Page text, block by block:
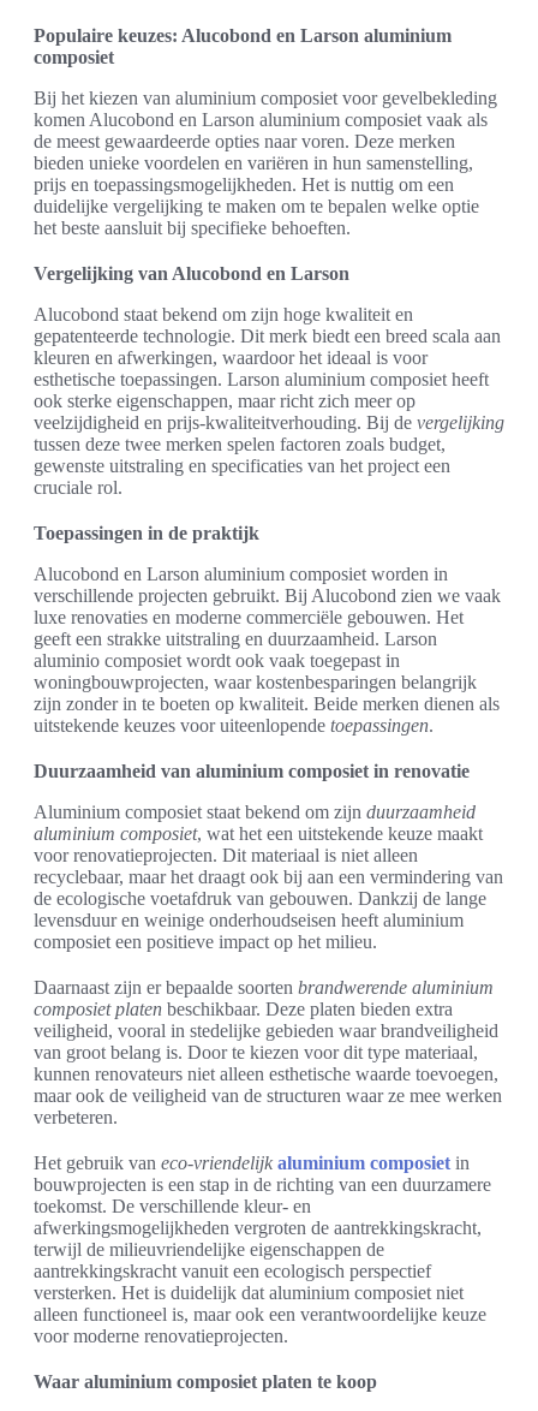
Populaire keuzes: Alucobond en Larson aluminium
composiet
Bij het kiezen van aluminium composiet voor gevelbekleding
komen Alucobond en Larson aluminium composiet vaak als
de meest gewaardeerde opties naar voren. Deze merken
bieden unieke voordelen en variëren in hun samenstelling,
prijs en toepassingsmogelijkheden. Het is nuttig om een
duidelijke vergelijking te maken om te bepalen welke optie
het beste aansluit bij specifieke behoeften.
Vergelijking van Alucobond en Larson
Alucobond staat bekend om zijn hoge kwaliteit en
gepatenteerde technologie. Dit merk biedt een breed scala aan
kleuren en afwerkingen, waardoor het ideaal is voor
esthetische toepassingen. Larson aluminium composiet heeft
ook sterke eigenschappen, maar richt zich meer op
veelzijdigheid en prijs-kwaliteitverhouding. Bij de vergelijking
tussen deze twee merken spelen factoren zoals budget,
gewenste uitstraling en specificaties van het project een
cruciale rol.
Toepassingen in de praktijk
Alucobond en Larson aluminium composiet worden in
verschillende projecten gebruikt. Bij Alucobond zien we vaak
luxe renovaties en moderne commerciële gebouwen. Het
geeft een strakke uitstraling en duurzaamheid. Larson
aluminio composiet wordt ook vaak toegepast in
woningbouwprojecten, waar kostenbesparingen belangrijk
zijn zonder in te boeten op kwaliteit. Beide merken dienen als
uitstekende keuzes voor uiteenlopende toepassingen.
Duurzaamheid van aluminium composiet in renovatie
Aluminium composiet staat bekend om zijn duurzaamheid
aluminium composiet, wat het een uitstekende keuze maakt
voor renovatieprojecten. Dit materiaal is niet alleen
recyclebaar, maar het draagt ook bij aan een vermindering van
de ecologische voetafdruk van gebouwen. Dankzij de lange
levensduur en weinige onderhoudseisen heeft aluminium
composiet een positieve impact op het milieu.
Daarnaast zijn er bepaalde soorten brandwerende aluminium
composiet platen beschikbaar. Deze platen bieden extra
veiligheid, vooral in stedelijke gebieden waar brandveiligheid
van groot belang is. Door te kiezen voor dit type materiaal,
kunnen renovateurs niet alleen esthetische waarde toevoegen,
maar ook de veiligheid van de structuren waar ze mee werken
verbeteren.
Het gebruik van eco-vriendelijk aluminium composiet in
bouwprojecten is een stap in de richting van een duurzamere
toekomst. De verschillende kleur- en
afwerkingsmogelijkheden vergroten de aantrekkingskracht,
terwijl de milieuvriendelijke eigenschappen de
aantrekkingskracht vanuit een ecologisch perspectief
versterken. Het is duidelijk dat aluminium composiet niet
alleen functioneel is, maar ook een verantwoordelijke keuze
voor moderne renovatieprojecten.
Waar aluminium composiet platen te koop